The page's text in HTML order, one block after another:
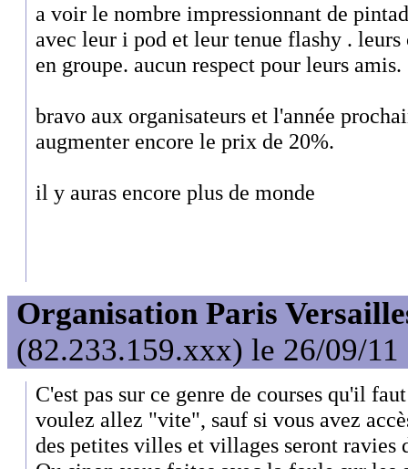
a voir le nombre impressionnant de
avec leur i pod et leur tenue flashy . leurs
en groupe. aucun respect pour leurs amis.
bravo aux organisateurs et l'année
augmenter encore le prix de 20%.
il y auras encore plus de monde
Organisation Paris
(82.233.159.xxx) le 26/09/11
C'est pas sur ce genre de courses qu'il
voulez allez "vite", sauf si vous avez
des petites villes et villages seront ravies